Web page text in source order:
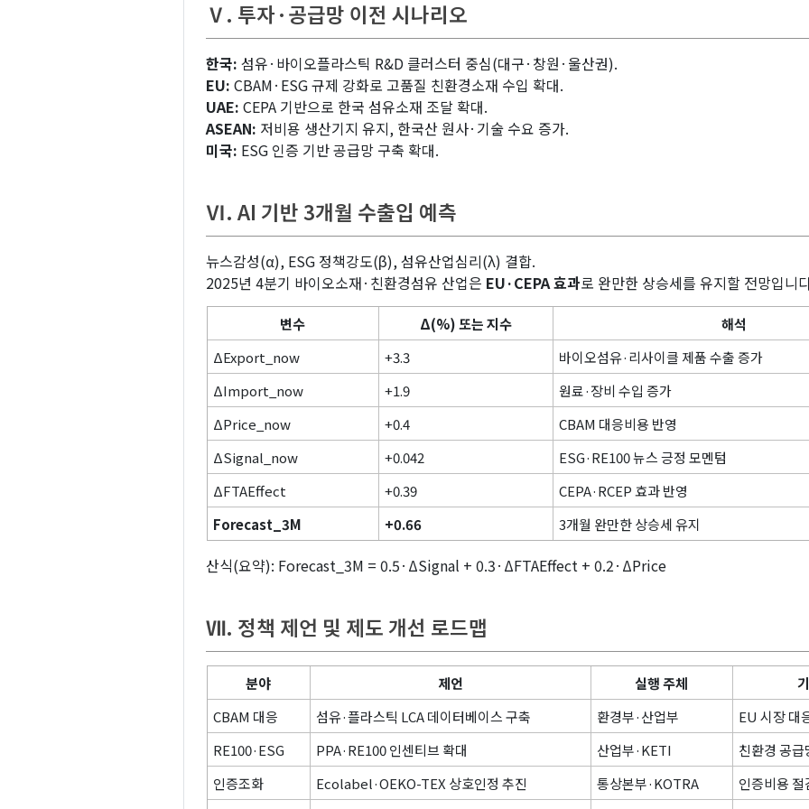
Ⅴ. 투자·공급망 이전 시나리오
한국: 섬유·바이오플라스틱 R&D 클러스터 중심(대구·창원·울산권).
EU: CBAM·ESG 규제 강화로 고품질 친환경소재 수입 확대.
UAE: CEPA 기반으로 한국 섬유소재 조달 확대.
ASEAN: 저비용 생산기지 유지, 한국산 원사·기술 수요 증가.
미국: ESG 인증 기반 공급망 구축 확대.
Ⅵ. AI 기반 3개월 수출입 예측
뉴스감성(α), ESG 정책강도(β), 섬유산업심리(λ) 결합.
2025년 4분기 바이오소재·친환경섬유 산업은 EU·CEPA 효과로 완만한 상승세를 유지할 전망입니
변수 Δ(%) 또는 지수
해석
ΔExport_now
+3.3
바이오섬유·리사이클 제품 수출 증가
ΔImport_now
+1.9
원료·장비 수입 증가
ΔPrice_now
+0.4
CBAM 대응비용 반영
ΔSignal_now
+0.042
ESG·RE100 뉴스 긍정 모멘텀
ΔFTAEffect
+0.39
CEPA·RCEP 효과 반영
Forecast_3M
+0.66 3개월 완만한 상승세 유지
산식(요약): Forecast_3M = 0.5·ΔSignal + 0.3·ΔFTAEffect + 0.2·ΔPrice
Ⅶ. 정책 제언 및 제도 개선 로드맵
분야 제언 실행 주체
CBAM 대응
섬유·플라스틱 LCA 데이터베이스 구축 환경부·산업부
EU 시장 대
RE100·ESG
PPA·RE100 인센티브 확대 산업부·KETI
친환경 공급
인증조화
Ecolabel·OEKO-TEX 상호인정 추진 통상본부·KOTRA
인증비용 절